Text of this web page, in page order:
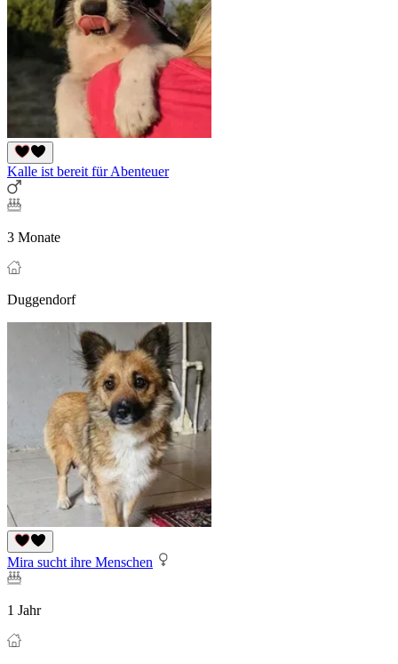
Kalle ist bereit für Abenteuer
3 Monate
Duggendorf
Mira sucht ihre Menschen
1 Jahr